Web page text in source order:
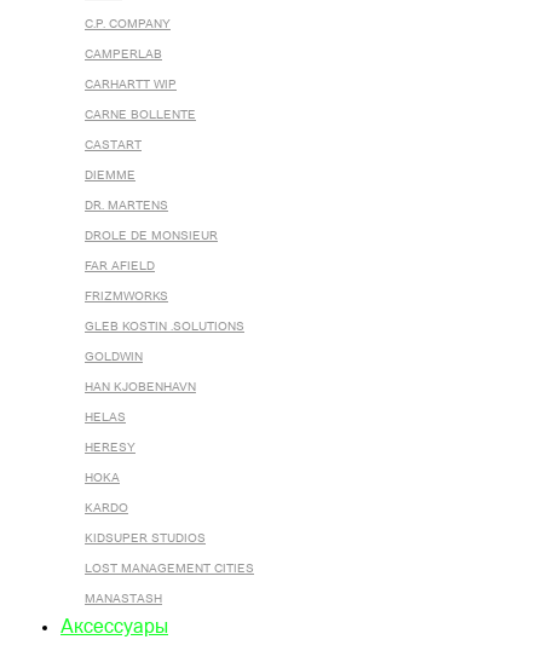
C.P. COMPANY
CAMPERLAB
CARHARTT WIP
CARNE BOLLENTE
CASTART
DIEMME
DR. MARTENS
DROLE DE MONSIEUR
FAR AFIELD
FRIZMWORKS
GLEB KOSTIN .SOLUTIONS
GOLDWIN
HAN KJOBENHAVN
HELAS
HERESY
HOKA
KARDO
KIDSUPER STUDIOS
LOST MANAGEMENT CITIES
MANASTASH
Аксессуары